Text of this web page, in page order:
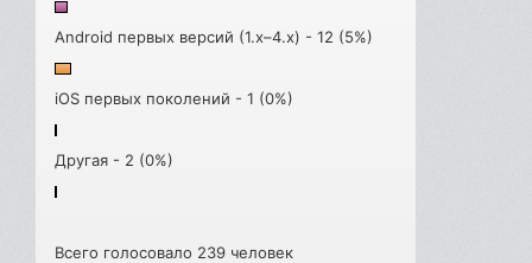
Android первых версий (1.x–4.x) - 12 (5%)
iOS первых поколений - 1 (0%)
Другая - 2 (0%)
Всего голосовало 239 человек